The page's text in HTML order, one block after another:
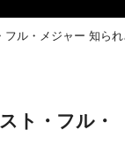
ル・メジャー 知られ
ト・フル・